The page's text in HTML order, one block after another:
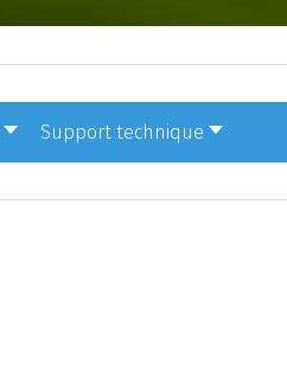
Support technique